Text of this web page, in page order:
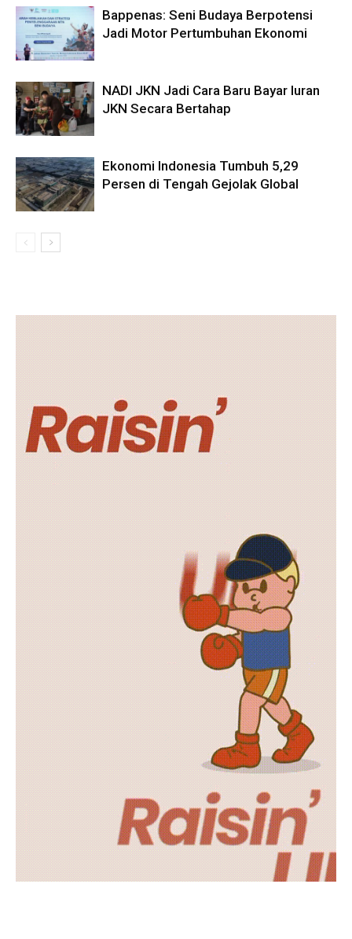
Bappenas: Seni Budaya Berpotensi
Jadi Motor Pertumbuhan Ekonomi
NADI JKN Jadi Cara Baru Bayar Iuran
JKN Secara Bertahap
Ekonomi Indonesia Tumbuh 5,29
Persen di Tengah Gejolak Global